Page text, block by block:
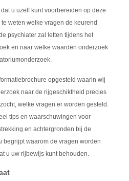
u uzelf kunt voorbereiden op deze
weten welke vragen de keurend
psychiater zal letten tijdens het
en naar welke waarden onderzoek
opgesteld waarin wij
naar de rijgeschiktheid precies
welke vragen er worden gesteld.
tips en waarschuwingen voor
en achtergronden bij de
begrijpt waarom de vragen worden
u uw rijbewijs kunt behouden.